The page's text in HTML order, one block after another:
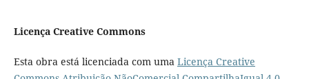
Licença Creative Commons
Esta obra está licenciada com uma Licença Creative